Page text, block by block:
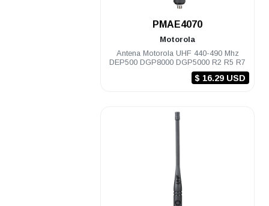
PMAE4070
Motorola
Antena Motorola UHF 440-490 Mhz
DEP500 DGP8000 DGP5000 R2 R5 R7
$ 16.29 USD